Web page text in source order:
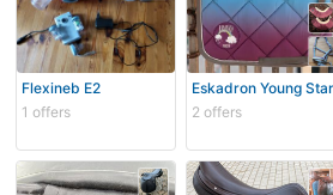
Flexineb E2
1 offers
Eskadron Young Star
2 offers